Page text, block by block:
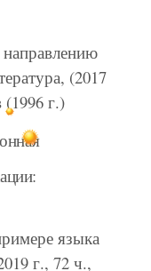
направлению
(2017
(1996 г.)
языка
г., 72 ч.,